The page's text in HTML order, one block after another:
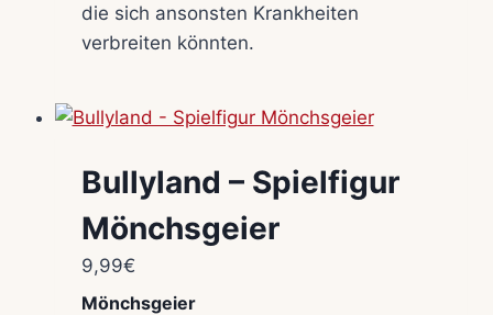
die sich ansonsten Krankheiten
verbreiten könnten.
Bullyland – Spielfigur
Mönchsgeier
9,99€
Mönchsgeier